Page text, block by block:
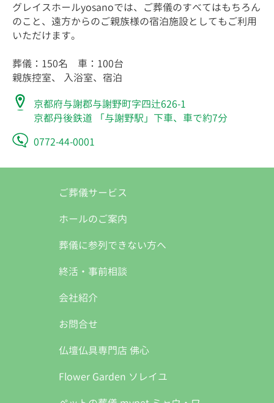
グレイスホールyosanoでは、ご葬儀のすべてはもちろん
のこと、遠方からのご親族様の宿泊施設としてもご利用
いただけます。
葬儀：150名 車：100台
親族控室、 入浴室、宿泊
京都府与謝郡与謝野町字四辻626-1
京都丹後鉄道 「与謝野駅」下車、車で約7分
0772-44-0001
ご葬儀サービス
ホールのご案内
葬儀に参列できない方へ
終活・事前相談
会社紹介
お問合せ
仏壇仏具専門店 佛心
Flower Garden ソレイユ